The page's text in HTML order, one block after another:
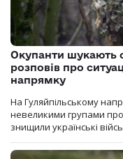
Окупанти шукають
розповів про
напрямку
На Гуляйпільському
невеликими групами
знищили українські